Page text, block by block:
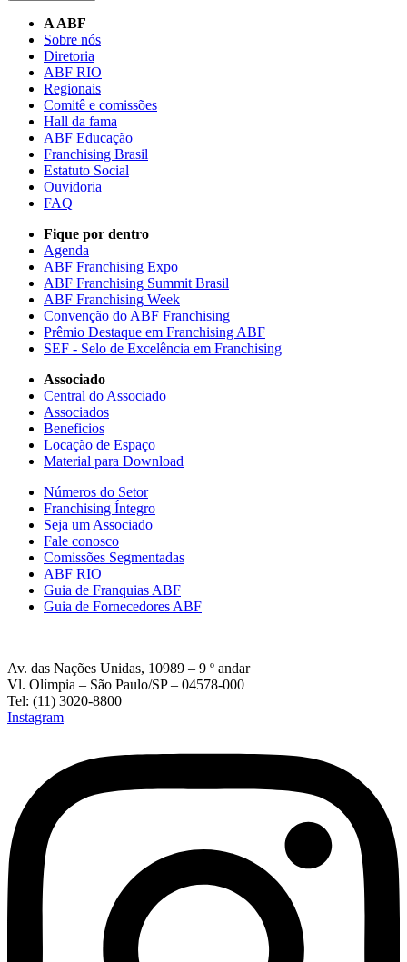
A ABF
Sobre nós
Diretoria
ABF RIO
Regionais
Comitê e comissões
Hall da fama
ABF Educação
Franchising Brasil
Estatuto Social
Ouvidoria
FAQ
Fique por dentro
Agenda
ABF Franchising Expo
ABF Franchising Summit Brasil
ABF Franchising Week
Convenção do ABF Franchising
Prêmio Destaque em Franchising ABF
SEF - Selo de Excelência em Franchising
Associado
Central do Associado
Associados
Beneficios
Locação de Espaço
Material para Download
Números do Setor
Franchising Íntegro
Seja um Associado
Fale conosco
Comissões Segmentadas
ABF RIO
Guia de Franquias ABF
Guia de Fornecedores ABF
Av. das Nações Unidas, 10989 – 9 º andar
Vl. Olímpia – São Paulo/SP – 04578-000
Tel: (11) 3020-8800
Instagram